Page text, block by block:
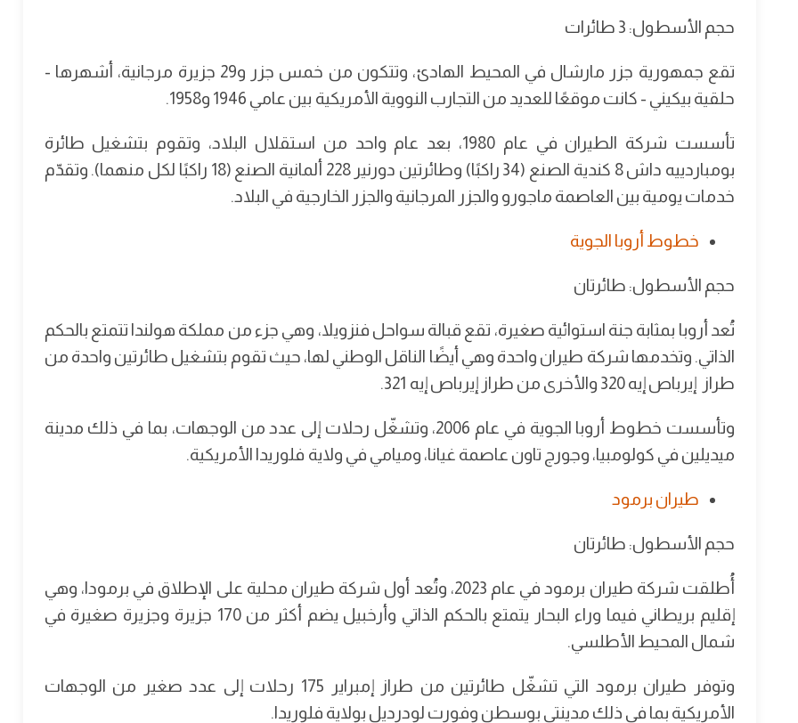
حجم الأسطول: 3 طائرات
تقع جمهورية جزر مارشال في المحيط الهادئ، وتتكون من خمس جزر و29 جزيرة مرجانية، أشهرها -
حلقية بيكيني - كانت موقعًا للعديد من التجارب النووية الأمريكية بين عامي 1946 و1958.
تأسست شركة الطيران في عام 1980، بعد عام واحد من استقلال البلاد، وتقوم بتشغيل طائرة
بومباردييه داش 8 كندية الصنع (34 راكبًا) وطائرتين دورنير 228 ألمانية الصنع (18 راكبًا لكل منهما). وتقدّم
خدمات يومية بين العاصمة ماجورو والجزر المرجانية والجزر الخارجية في البلاد.
خطوط أروبا الجوية
حجم الأسطول: طائرتان
تُعد أروبا بمثابة جنة استوائية صغيرة، تقع قبالة سواحل فنزويلا، وهي جزء من مملكة هولندا تتمتع بالحكم
الذاتي. وتخدمها شركة طيران واحدة وهي أيضًا الناقل الوطني لها، حيث تقوم بتشغيل طائرتين واحدة من
طراز إيرباص إيه 320 والأخرى من طراز إيرباص إيه 321.
وتأسست خطوط أروبا الجوية في عام 2006، وتشغّل رحلات إلى عدد من الوجهات، بما في ذلك مدينة
ميديلين في كولومبيا، وجورج تاون عاصمة غيانا، وميامي في ولاية فلوريدا الأمريكية.
طيران برمود
حجم الأسطول: طائرتان
أُطلقت شركة طيران برمود في عام 2023، وتُعد أول شركة طيران محلية على الإطلاق في برمودا، وهي
إقليم بريطاني فيما وراء البحار يتمتع بالحكم الذاتي وأرخبيل يضم أكثر من 170 جزيرة وجزيرة صغيرة في
شمال المحيط الأطلسي.
وتوفر طيران برمود التي تشغّل طائرتين من طراز إمبراير 175 رحلات إلى عدد صغير من الوجهات
الأمريكية بما في ذلك مدينتي بوسطن وفورت لودرديل بولاية فلوريدا.